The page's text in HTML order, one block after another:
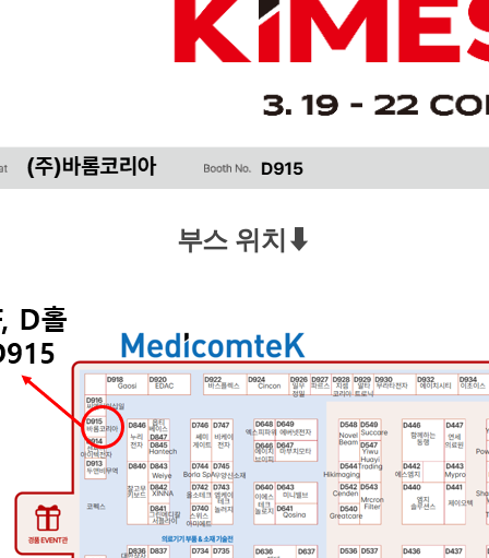
부스 위치 ⬇